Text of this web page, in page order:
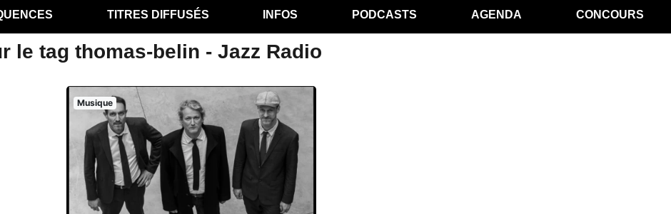
TITRES DIFFUSÉS INFOS PODCASTS AGENDA CONCOURS
le tag thomas-belin - Jazz Radio
Musique